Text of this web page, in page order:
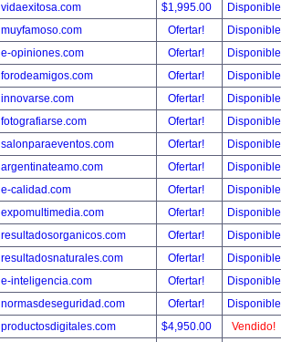
vidaexitosa.com
$1,995.00
Disponible
muyfamoso.com
Ofertar!
Disponible
e-opiniones.com
Ofertar!
Disponible
forodeamigos.com
Ofertar!
Disponible
innovarse.com
Ofertar!
Disponible
fotografiarse.com
Ofertar!
Disponible
salonparaeventos.com
Ofertar!
Disponible
argentinateamo.com
Ofertar!
Disponible
e-calidad.com
Ofertar!
Disponible
expomultimedia.com
Ofertar!
Disponible
resultadosorganicos.com
Ofertar!
Disponible
resultadosnaturales.com
Ofertar!
Disponible
e-inteligencia.com
Ofertar!
Disponible
normasdeseguridad.com
Ofertar!
Disponible
productosdigitales.com
$4,950.00
Vendido!